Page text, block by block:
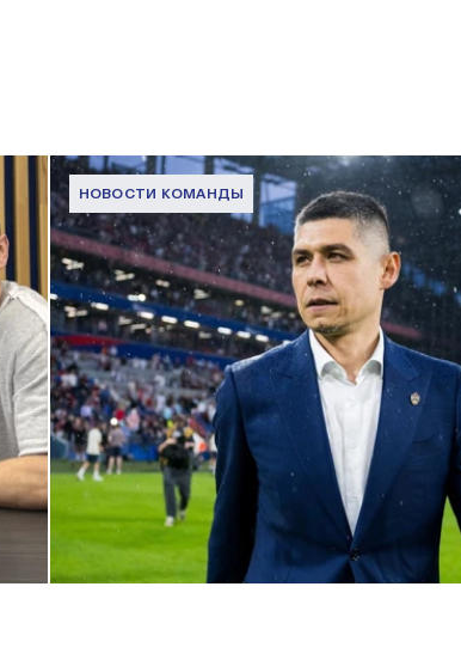
НОВОСТИ КОМАНДЫ
Дмитрий Игдисамов о формировании
1 ИЮНЯ 2026 16:57